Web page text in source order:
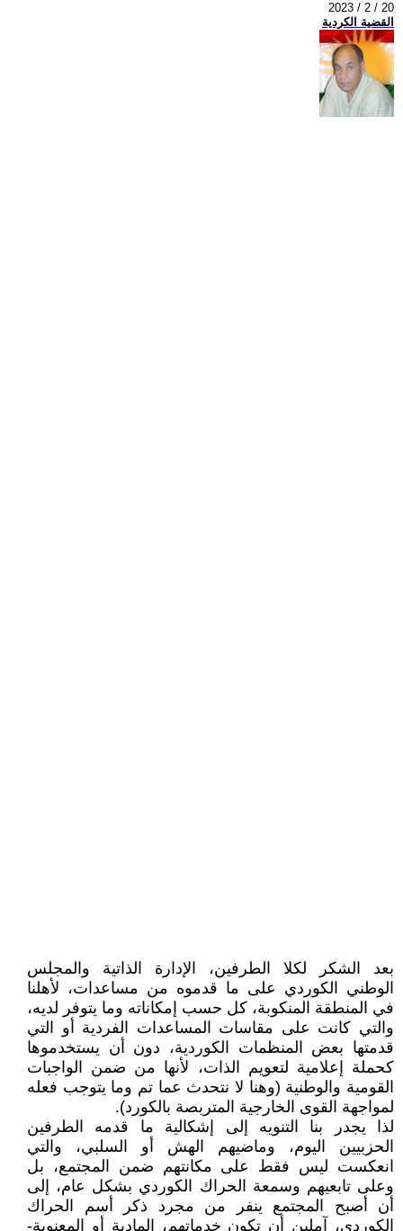
2023 / 2 / 20
القضية الكردية
بعد الشكر لكلا الطرفين، الإدارة الذاتية والمجلس
الوطني الكوردي على ما قدموه من مساعدات، لأهلنا
في المنطقة المنكوبة، كل حسب إمكاناته وما يتوفر لديه،
والتي كانت على مقاسات المساعدات الفردية أو التي
قدمتها بعض المنظمات الكوردية، دون أن يستخدموها
كحملة إعلامية لتعويم الذات، لأنها من ضمن الواجبات
القومية والوطنية (وهنا لا نتحدث عما تم وما يتوجب فعله
لمواجهة القوى الخارجية المتربصة بالكورد).
لذا يجدر بنا التنويه إلى إشكالية ما قدمه الطرفين
الحزبيين اليوم، وماضيهم الهش أو السلبي، والتي
انعكست ليس فقط على مكانتهم ضمن المجتمع، بل
وعلى تابعيهم وسمعة الحراك الكوردي بشكل عام، إلى
أن أصبح المجتمع ينفر من مجرد ذكر أسم الحراك
الكوردي، آملين أن تكون خدماتهم، المادية أو المعنوية-